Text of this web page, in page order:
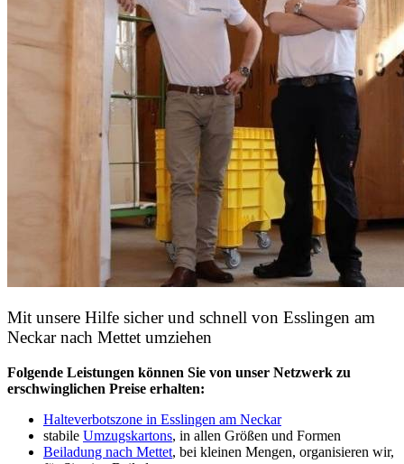
Mit unsere Hilfe sicher und schnell von Esslingen am
Neckar nach Mettet umziehen
Folgende Leistungen können Sie von unser Netzwerk zu
erschwinglichen Preise erhalten:
Halteverbotszone in Esslingen am Neckar
stabile Umzugskartons, in allen Größen und Formen
Beiladung nach Mettet, bei kleinen Mengen, organisieren wir,